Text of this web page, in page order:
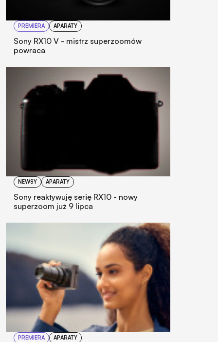
PREMIERA APARATY
Sony RX10 V - mistrz superzoomów
powraca
NEWSY APARATY
Sony reaktywuję serię RX10 - nowy
superzoom już 9 lipca
PREMIERA APARATY